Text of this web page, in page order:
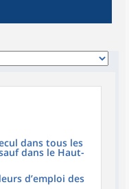
dans tous les
dans le Haut-
d’emploi des